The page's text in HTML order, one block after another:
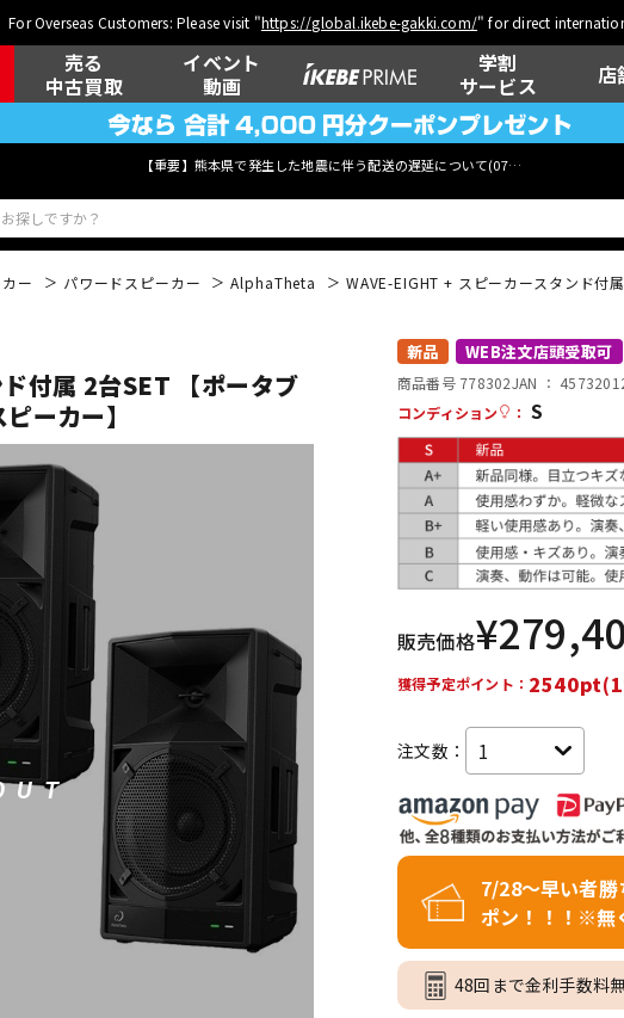
For Overseas Customers: Please visit "https://global.ikebe-gakki.com/" for direct
売る
中古買取
イベント
動画
学割
サービス
店
【重要】熊本県で発生した地震に伴う配送の遅延について(07月29日
ウクレレ
ノ 管楽器 その他楽器
レコーディン
グ機器
ージ
ー パワードスピーカー AlphaTheta WAVE-EIGHT + スピーカースタンド付
付属 2台SET 【ポータブ
ーカー】
新品 WEB注文店頭受取可
商品番号 778302JAN ：
コンディション
： S
販売価格¥
獲得予定ポイント：
注文数：
7/28～早い者勝
ポン！！！※無
48回まで金利手数料